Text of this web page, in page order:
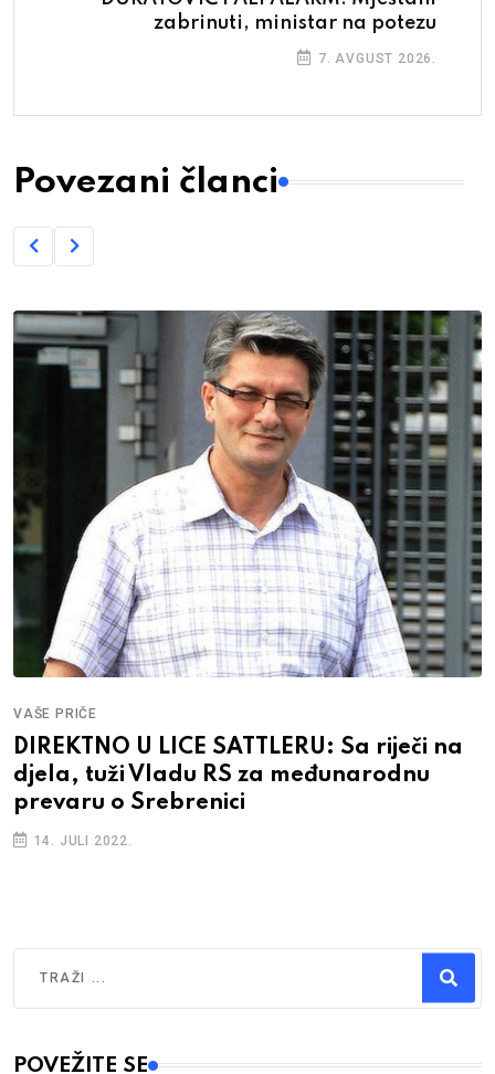
zabrinuti, ministar na potezu
7. AVGUST 2026.
Povezani članci
VAŠE PRIČE
DIREKTNO U LICE SATTLERU: Sa riječi na
djela, tuži Vladu RS za međunarodnu
prevaru o Srebrenici
14. JULI 2022.
Type 2 or more characters for results.
POVEŽITE SE